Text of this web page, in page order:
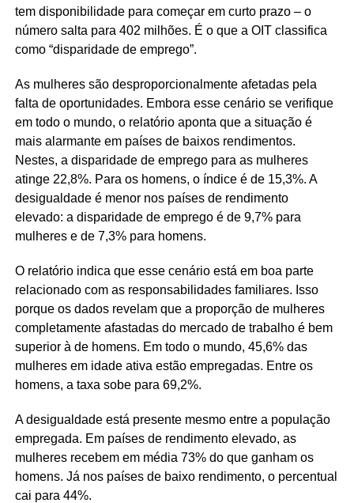
tem disponibilidade para começar em curto prazo – o
número salta para 402 milhões. É o que a OIT classifica
como “disparidade de emprego”.
As mulheres são desproporcionalmente afetadas pela
falta de oportunidades. Embora esse cenário se verifique
em todo o mundo, o relatório aponta que a situação é
mais alarmante em países de baixos rendimentos.
Nestes, a disparidade de emprego para as mulheres
atinge 22,8%. Para os homens, o índice é de 15,3%. A
desigualdade é menor nos países de rendimento
elevado: a disparidade de emprego é de 9,7% para
mulheres e de 7,3% para homens.
O relatório indica que esse cenário está em boa parte
relacionado com as responsabilidades familiares. Isso
porque os dados revelam que a proporção de mulheres
completamente afastadas do mercado de trabalho é bem
superior à de homens. Em todo o mundo, 45,6% das
mulheres em idade ativa estão empregadas. Entre os
homens, a taxa sobe para 69,2%.
A desigualdade está presente mesmo entre a população
empregada. Em países de rendimento elevado, as
mulheres recebem em média 73% do que ganham os
homens. Já nos países de baixo rendimento, o percentual
cai para 44%.